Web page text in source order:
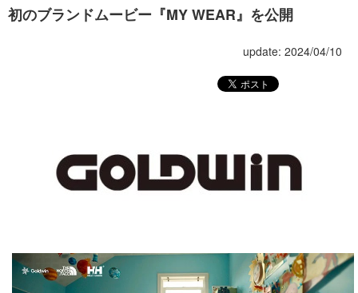
初のブランドムービー『MY WEAR』を公開
update: 2024/04/10